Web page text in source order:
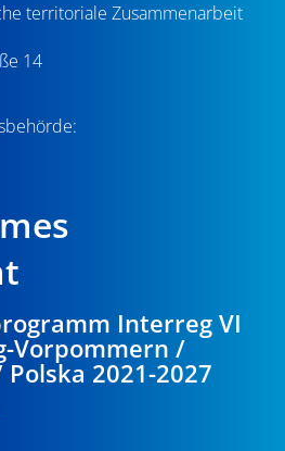
territoriale Zusammenarbeit
14
Interreg VI
Vorpommern /
2021-2027